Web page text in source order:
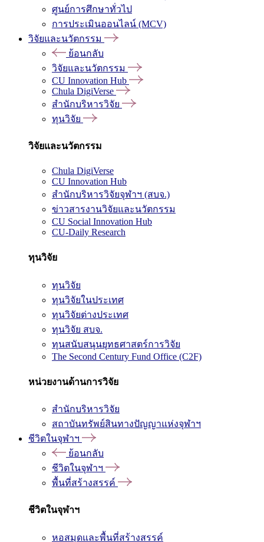
ศูนย์การศึกษาทั่วไป
การประเมินออนไลน์ (MCV)
วิจัยและนวัตกรรม
ย้อนกลับ
วิจัยและนวัตกรรม
CU Innovation Hub
Chula DigiVerse
สำนักบริหารวิจัย
ทุนวิจัย
วิจัยและนวัตกรรม
Chula DigiVerse
CU Innovation Hub
สำนักบริหารวิจัยจุฬาฯ (สบจ.)
ข่าวสารงานวิจัยและนวัตกรรม
CU Social Innovation Hub
CU-Daily Research
ทุนวิจัย
ทุนวิจัย
ทุนวิจัยในประเทศ
ทุนวิจัยต่างประเทศ
ทุนวิจัย สบจ.
ทุนสนับสนุนยุทธศาสตร์การวิจัย
The Second Century Fund Office (C2F)
หน่วยงานด้านการวิจัย
สำนักบริหารวิจัย
สถาบันทรัพย์สินทางปัญญาแห่งจุฬาฯ
ชีวิตในจุฬาฯ
ย้อนกลับ
ชีวิตในจุฬาฯ
พื้นที่สร้างสรรค์
ชีวิตในจุฬาฯ
หอสมุดและพื้นที่สร้างสรรค์